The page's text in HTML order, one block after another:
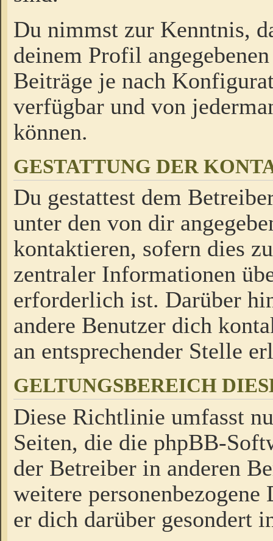
Du nimmst zur Kenntnis,
deinem Profil
Beiträge je nach
verfügbar und von
können.
GESTATTUNG DER
Du gestattest dem
unter den von dir
kontaktieren, sofern dies
zentraler Informationen
erforderlich ist. Darüber
andere Benutzer dich
an entsprechender Stelle
GELTUNGSBEREICH
Diese Richtlinie umfasst
Seiten, die die phpBB-
der Betreiber in anderen
weitere
er dich darüber gesondert